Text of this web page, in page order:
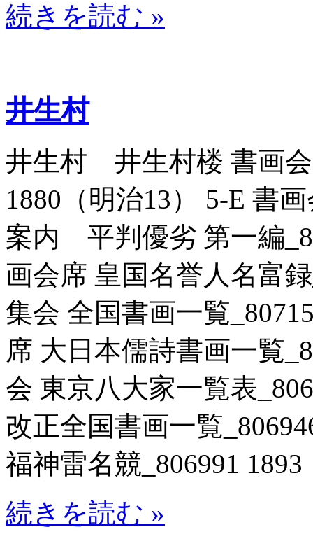
続きを読む »
井生村
井生村 井生村楼 書画会
1880（明治13） 5-E 書
案内 平判優劣 第一編
画会席 皇国名誉人名富
集会 全国書画一覧
席 大日本儒詩書画一覧
会 東京八大家一覧表
改正全国書画一覧
福神雷名競_806991
続きを読む »